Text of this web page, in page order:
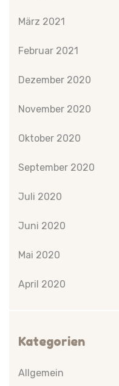
März 2021
Februar 2021
Dezember 2020
November 2020
Oktober 2020
September 2020
Juli 2020
Juni 2020
Mai 2020
April 2020
Kategorien
Allgemein